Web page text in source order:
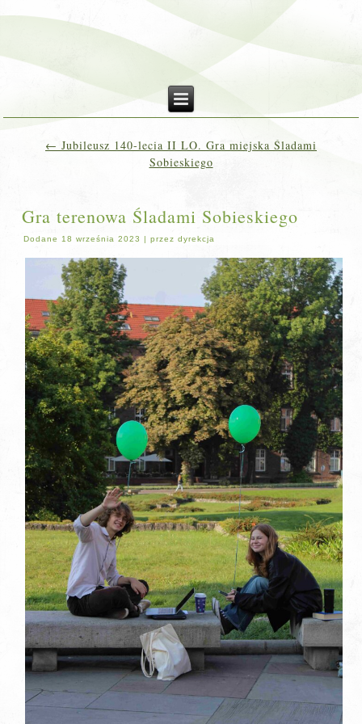
← Jubileusz 140-lecia II LO. Gra miejska Śladami
Sobieskiego
Gra terenowa Śladami Sobieskiego
Dodane 18 września 2023 |przez dyrekcja